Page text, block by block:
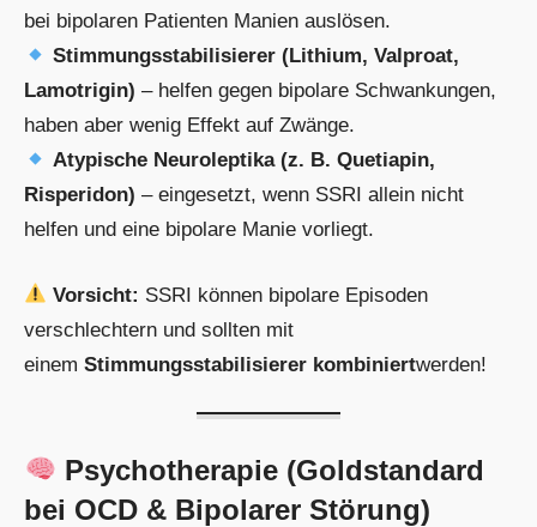
bei bipolaren Patienten Manien auslösen.
Stimmungsstabilisierer (Lithium, Valproat,
Lamotrigin) – helfen gegen bipolare Schwankungen,
haben aber wenig Effekt auf Zwänge.
Atypische Neuroleptika (z. B. Quetiapin,
Risperidon) – eingesetzt, wenn SSRI allein nicht
helfen und eine bipolare Manie vorliegt.
Vorsicht: SSRI können bipolare Episoden
verschlechtern und sollten mit
einem Stimmungsstabilisierer kombiniertwerden!
Psychotherapie (Goldstandard
bei OCD & Bipolarer Störung)